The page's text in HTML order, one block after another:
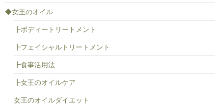
◆女王のオイル
┣ボディートリートメント
┣フェイシャルトリートメント
┣食事活用法
┣女王のオイルケア
女王のオイルダイエット